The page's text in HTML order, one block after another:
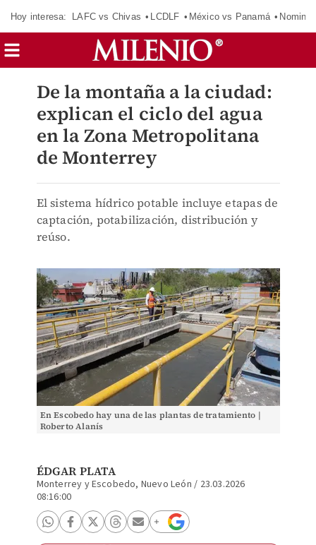
Hoy interesa: LAFC vs Chivas LCDLF México vs Panamá
De la montaña a la ciudad:
explican el ciclo del agua
en la Zona Metropolitana
de Monterrey
El sistema hídrico potable incluye etapas de
captación, potabilización, distribución y
reúso.
En Escobedo hay una de las plantas de tratamiento |
Roberto Alanís
ÉDGAR PLATA
Monterrey y Escobedo, Nuevo León / 23.03.2026
08:16:00